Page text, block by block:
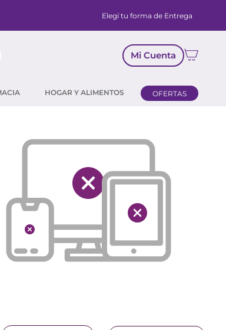
Elegí tu forma de Entrega
Mi Cuenta
HOGAR Y ALIMENTOS OFERTAS